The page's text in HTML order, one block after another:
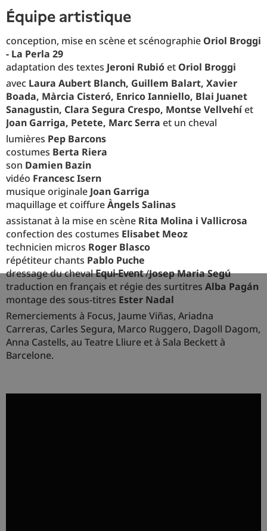
équipe artistique
conception, mise en scène et scénographie Oriol Broggi
- La Perla 29
adaptation des textes Jeroni Rubióet Oriol Broggi
avec Laura Aubert Blanch, Guillem Balart, Xavier
Boada, Màrcia Cisteró, Enrico Ianniello, Blai Juanet
Sanagustin, Clara Segura Crespo, Montse Vellvehíet
Joan Garriga, Petete, Marc Serra et un cheval
lumières Pep Barcons
costumes Berta Riera
son Damien Bazin
vidéo Francesc Isern
musique originale Joan Garriga
maquillage et coiffureÀngels Salinas
assistanat à la mise en scène Rita Molina i Vallicrosa
confection des costumes Elisabet Meoz
technicien micros Roger Blasco
répétiteur chants Pablo Puche
dressage du chevalEqui-Event/Josep Maria Segú
traduction en français et régie des surtitres Alba Pagán
montage des sous-titres Ester Nadal
Remerciements à Focus, Jaume Viñas, Ariadna
Carreras, Carles Segura, Marco Ruggero, Dagoll Dagom,
Anna Castells, au Teatre Lliure et à Sala Beckett à
Barcelone.